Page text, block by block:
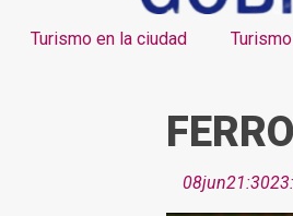
Turismo en la ciudad
08jun21:30